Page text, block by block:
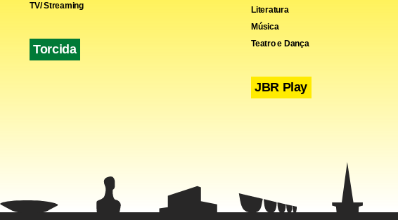
TV/ Streaming
Torcida
Literatura
Música
Teatro e Dança
JBR Play